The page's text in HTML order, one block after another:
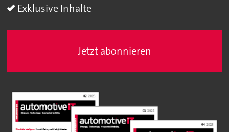
Exklusive Inhalte
Jetzt abonnieren